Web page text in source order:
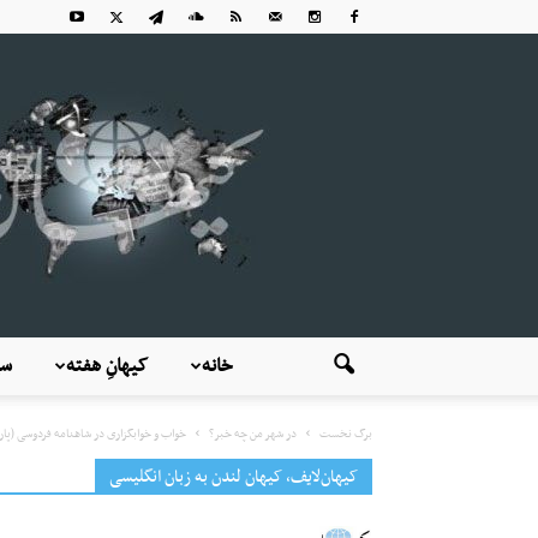
کیهانِ هفته خانه
برگ نخست در شهر من چه خبر؟ خواب و خوابگزاری در شاهنامه فردوسی
کیهان‌لایف، کیهان لندن به زبان انگلیسی